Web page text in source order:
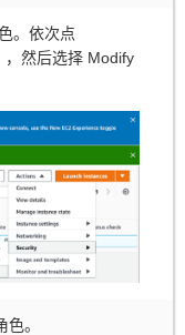
。依次点
，然后选择 Modify
。